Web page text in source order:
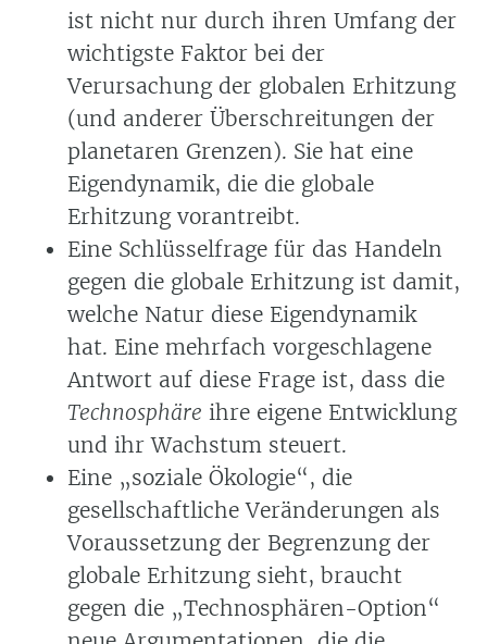
ist nicht nur durch ihren Umfang der
wichtigste Faktor bei der
Verursachung der globalen Erhitzung
(und anderer Überschreitungen der
planetaren Grenzen). Sie hat eine
Eigendynamik, die die globale
Erhitzung vorantreibt.
Eine Schlüsselfrage für das Handeln
gegen die globale Erhitzung ist damit,
welche Natur diese Eigendynamik
hat. Eine mehrfach vorgeschlagene
Antwort auf diese Frage ist, dass die
Technosphäre ihre eigene Entwicklung
und ihr Wachstum steuert.
Eine „soziale Ökologie“, die
gesellschaftliche Veränderungen als
Voraussetzung der Begrenzung der
globale Erhitzung sieht, braucht
gegen die „Technosphären-Option“